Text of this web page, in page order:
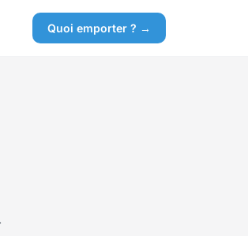
Quoi emporter ? →